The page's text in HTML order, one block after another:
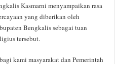
Kasmarni menyampaikan rasa
yang diberikan oleh
Bengkalis sebagai tuan
tersebut.
kami masyarakat dan Pemerintah